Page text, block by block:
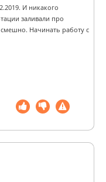
И никакого
заливали про
Начинать работу с